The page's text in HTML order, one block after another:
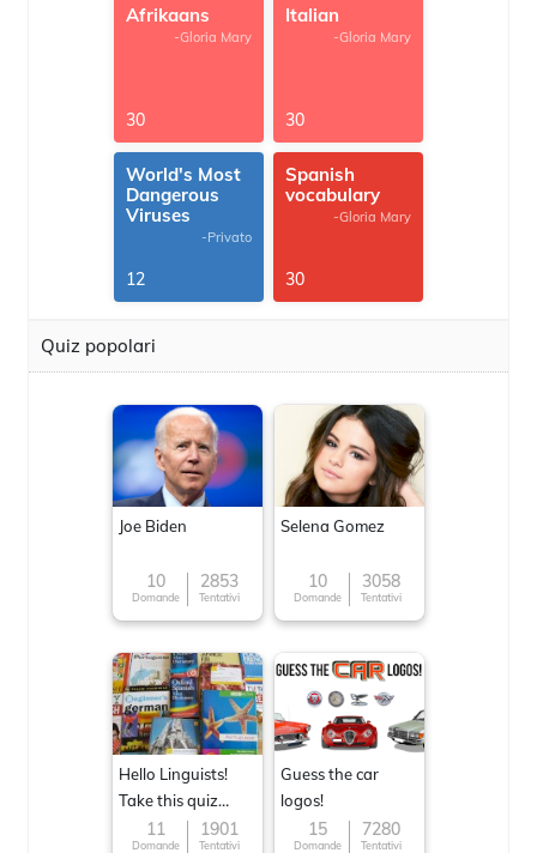
Afrikaans
-Gloria Mary
30
Italian
-Gloria Mary
30
World's Most
Dangerous
Viruses
-Privato
12
Spanish
vocabulary
-Gloria Mary
30
Quiz popolari
Joe Biden
10
Domande
2853
Tentativi
Selena Gomez
10
Domande
3058
Tentativi
Hello Linguists!
Take this quiz
now!11
Domande
1901
Tentativi
Guess the car
logos!
15
Domande
7280
Tentativi